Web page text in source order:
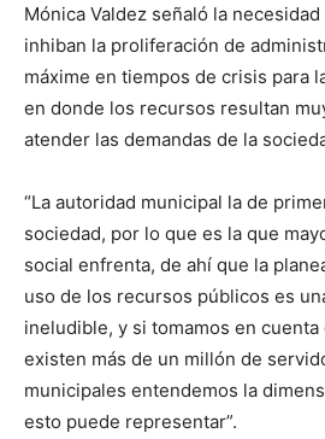
Mónica Valdez señaló la
inhiban la proliferación de
máxime en tiempos de crisis para
en donde los recursos resultan
atender las demandas de la
“La autoridad municipal la de
sociedad, por lo que es la que
social enfrenta, de ahí que la
uso de los recursos públicos es
ineludible, y si tomamos en cuenta
existen más de un millón de
municipales entendemos la
esto puede representar”.